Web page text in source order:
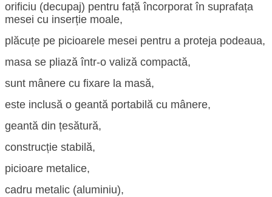
orificiu (decupaj) pentru față încorporat în suprafața
mesei cu inserție moale,
plăcuțe pe picioarele mesei pentru a proteja podeaua,
masa se pliază într-o valiză compactă,
sunt mânere cu fixare la masă,
este inclusă o geantă portabilă cu mânere,
geantă din țesătură,
construcție stabilă,
picioare metalice,
cadru metalic (aluminiu),